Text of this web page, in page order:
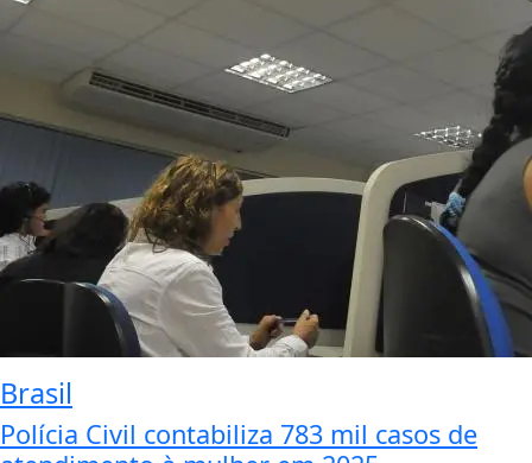
Brasil
Polícia Civil contabiliza 783 mil casos de